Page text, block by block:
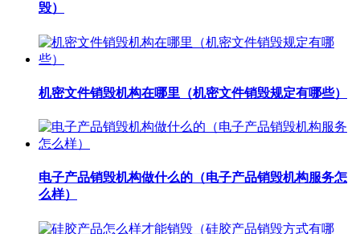
毁）
机密文件销毁机构在哪里（机密文件销毁规定有哪些）
电子产品销毁机构做什么的（电子产品销毁机构服务怎
么样）